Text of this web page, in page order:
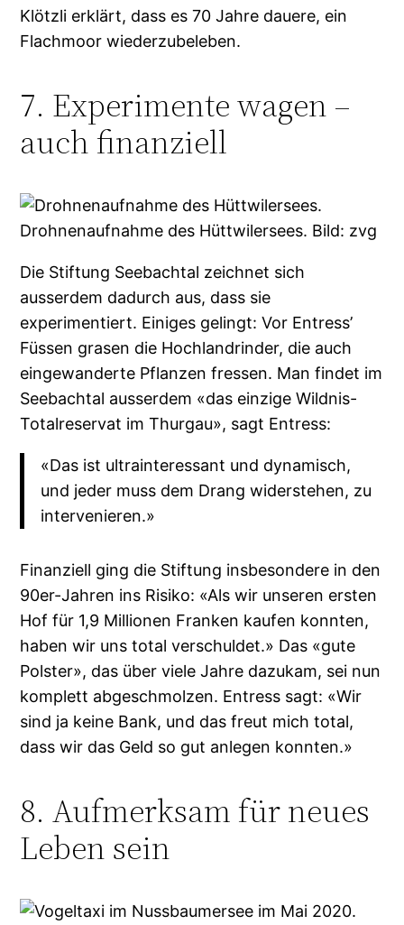
Klötzli erklärt, dass es 70 Jahre dauere, ein
Flachmoor wiederzubeleben.
7. Experimente wagen –
auch finanziell
Drohnenaufnahme des Hüttwilersees. Bild: zvg
Die Stiftung Seebachtal zeichnet sich
ausserdem dadurch aus, dass sie
experimentiert. Einiges gelingt: Vor Entress’
Füssen grasen die Hochlandrinder, die auch
eingewanderte Pflanzen fressen. Man findet im
Seebachtal ausserdem «das einzige Wildnis-
Totalreservat im Thurgau», sagt Entress:
«Das ist ultrainteressant und dynamisch,
und jeder muss dem Drang widerstehen, zu
intervenieren.»
Finanziell ging die Stiftung insbesondere in den
90er-Jahren ins Risiko: «Als wir unseren ersten
Hof für 1,9 Millionen Franken kaufen konnten,
haben wir uns total verschuldet.» Das «gute
Polster», das über viele Jahre dazukam, sei nun
komplett abgeschmolzen. Entress sagt: «Wir
sind ja keine Bank, und das freut mich total,
dass wir das Geld so gut anlegen konnten.»
8. Aufmerksam für neues
Leben sein